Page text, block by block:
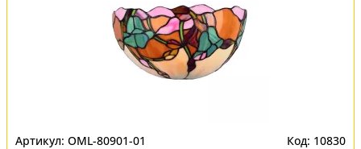
OML-80901-01 10830